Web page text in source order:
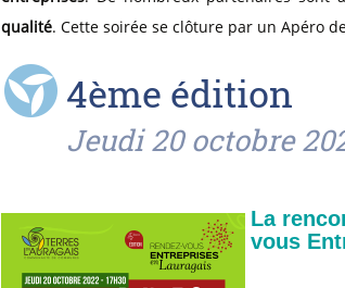
qualité. Cette soirée se clôture par un Apéro
4ème édition
Jeudi 20 octobre
La
vous